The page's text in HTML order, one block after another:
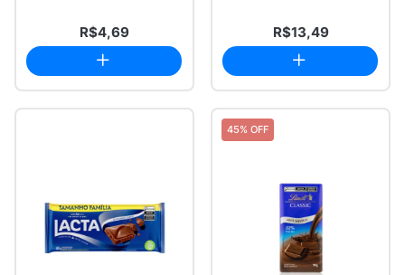
R$4,69 R$13,49
45% OFF